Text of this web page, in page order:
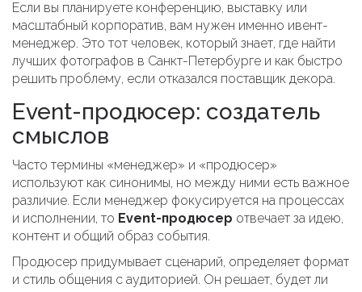
Если вы планируете конференцию, выставку или
масштабный корпоратив, вам нужен именно ивент-
менеджер. Это тот человек, который знает, где найти
лучших фотографов в Санкт-Петербурге и как быстро
решить проблему, если отказался поставщик декора.
Event-продюсер: создатель
смыслов
Часто термины «менеджер» и «продюсер»
используют как синонимы, но между ними есть важное
различие. Если менеджер фокусируется на процессах
и исполнении, то Event-продюсер отвечает за идею,
контент и общий образ события.
Продюсер придумывает сценарий, определяет формат
и стиль общения с аудиторией. Он решает, будет ли